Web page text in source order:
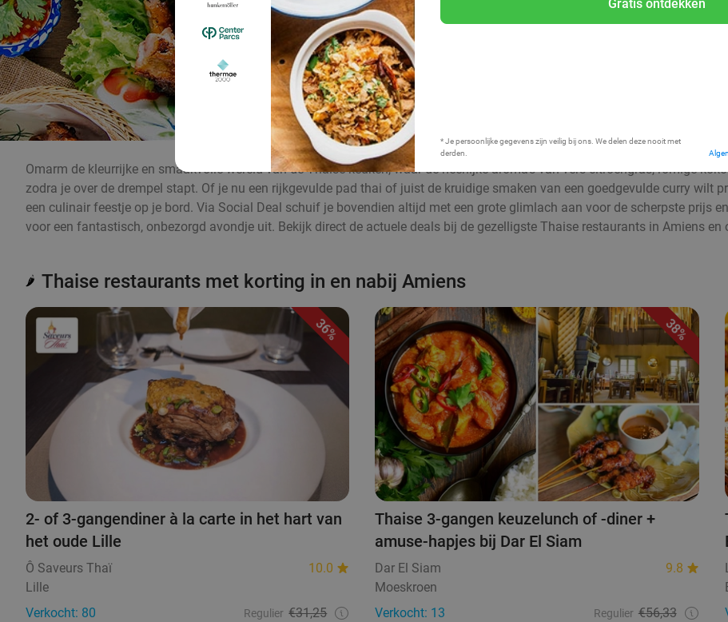
Gratis ontdekken
* Je persoonlijke gegevens zijn veilig bij ons. We delen deze nooit met
derden.
Omarm de kleurrijke en smaakvolle wereld van de Thaise keuken, waar de heerlijke aroma’s van vers citroengras, romige
zodra je over de drempel stapt. Of je nu een rijkgevulde pad thai of juist de kruidige smaken van een goedgevulde curry wilt
een culinair feestje op je bord. Via Social Deal schuif je bovendien altijd met een grote glimlach aan voor de scherpste prijs
voor een fantastisch, onbezorgd avondje uit. Bekijk direct de actuele deals bij de gezelligste Thaise restaurants in Amiens
🌶️ Thaise restaurants met korting in en nabij Amiens
36%
2- of 3-gangendiner à la carte in het hart van
het oude Lille
Ô Saveurs Thaï
10.0
Lille
Verkocht: 80
Regulier €31,25
38%
Thaise 3-gangen keuzelunch of -diner +
amuse-hapjes bij Dar El Siam
Dar El Siam
9.8
Moeskroen
Verkocht: 13
Regulier €56,33